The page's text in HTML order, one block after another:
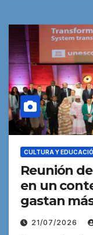
CULTURA Y
Reunión
en un
gastan
educación
21/07/2026